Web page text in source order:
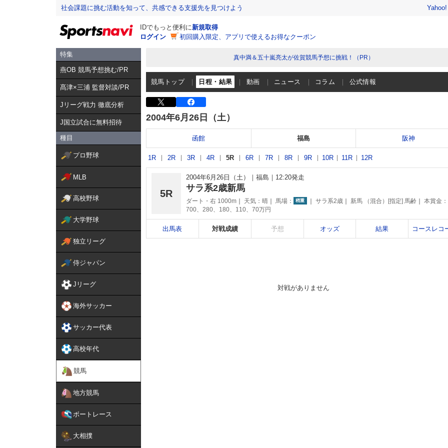
社会課題に挑む活動を知って、共感できる支援先を見つけよう
IDでもっと便利に新規取得
ログイン
初回購入限定、アプリで使えるお得なクーポン
特集
燕OB 競馬予想挑む/PR
髙津×三浦 監督対談/PR
Jリーグ戦力 徹底分析
J国立試合に無料招待
種目
プロ野球
MLB
高校野球
大学野球
独立リーグ
侍ジャパン
Jリーグ
海外サッカー
サッカー代表
高校年代
競馬
地方競馬
ボートレース
大相撲
真中満＆五十嵐亮太が佐賀競馬予想に挑戦！（PR）
競馬トップ 日程・結果 動画 ニュース コラム 公式情報
2004年6月26日（土）
函館 福島 阪神
1R 2R 3R 4R 5R 6R 7R 8R 9R 10R 11R 12R
5R
2004年6月26日（土） 福島 12:20発走
サラ系2歳新馬
ダート・右 1000m 天気： 晴 馬場： 稍重 サラ系2歳 新馬 （混合）[指定] 馬齢
本賞金：
700、280、180、110、70万円
出馬表 対戦成績 予想 オッズ 結果 コースレコ
対戦がありません